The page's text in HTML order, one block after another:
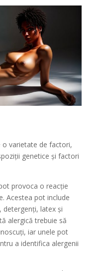
varietate de factori,
genetice și factori
provoca o reacție
Acestea pot include
detergenți, latex și
alergică trebuie să
iar unele pot
a identifica alergenii